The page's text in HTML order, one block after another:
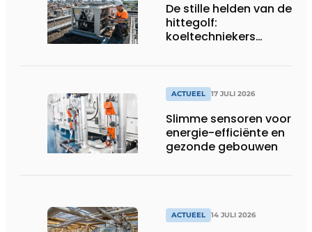
De stille helden van de
hittegolf:
koeltechniekers
productiebedrijven
draaiende
ACTUEEL 17 JULI 2026
Slimme sensoren voor
energie-efficiënte en
gezonde gebouwen
ACTUEEL 14 JULI 2026